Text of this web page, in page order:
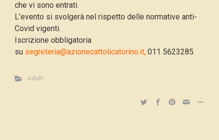
che vi sono entrati.
L’evento si svolgerà nel rispetto delle normative anti-
Covid vigenti.
Iscrizione obbligatoria
su segreteria@azionecattolicatorino.it, 011 5623285.
Adulti